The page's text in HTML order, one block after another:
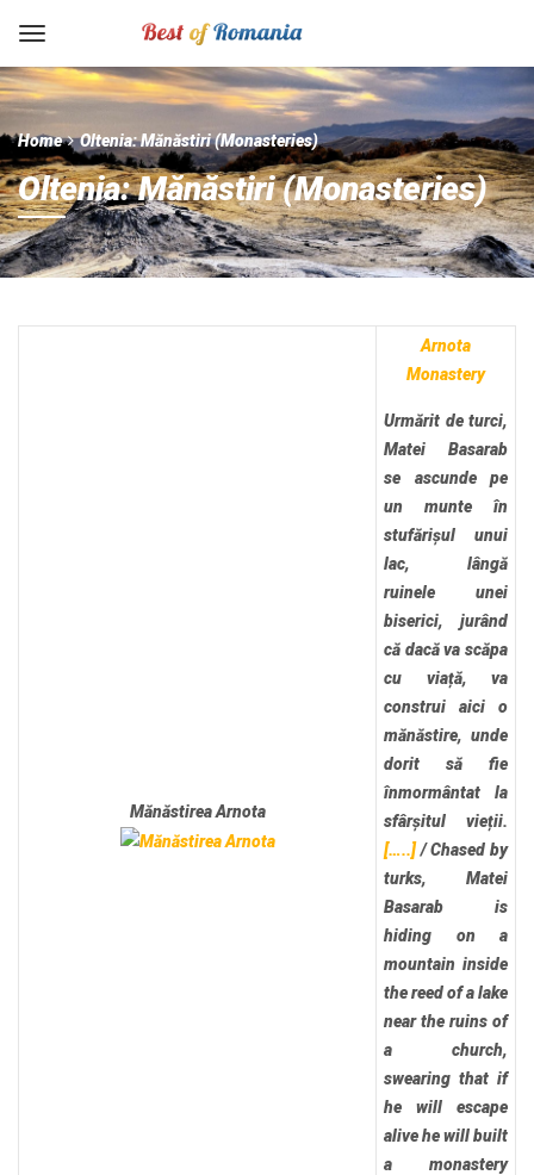
Home Oltenia: Mănăstiri (Monasteries)
Oltenia: Mănăstiri (Monasteries)
Mănăstirea Arnota
Arnota
Monastery
Urmărit de turci,
Matei Basarab
se ascunde pe
un munte în
stufărișul unui
lac, lângă
ruinele unei
biserici, jurând
că dacă va scăpa
cu viață, va
construi aici o
mănăstire, unde
dorit să fie
înmormântat la
sfârșitul vieții.
[…..]/Chased by
turks, Matei
Basarab is
hiding on a
mountain inside
the reed of a lake
near the ruins of
a church,
swearing that if
he will escape
alive he will built
a monastery